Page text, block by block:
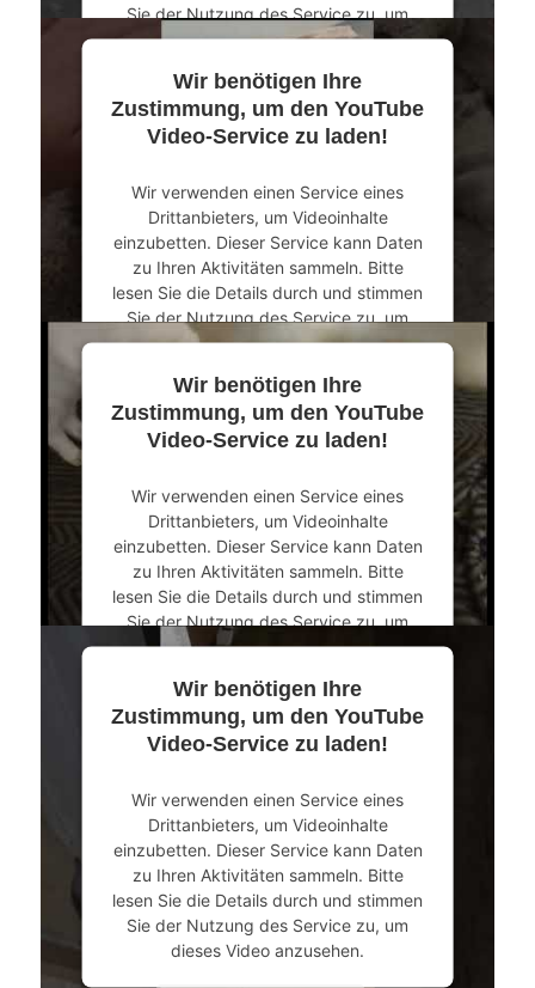
Sie der Nutzung des Service zu, um
dieses Video anzusehen.
Mehr Informationen
powered byUsercentrics Consent
Management Platform&eRecht24
Wir benötigen Ihre
Zustimmung, um den YouTube
Video-Service zu laden!
Wir verwenden einen Service eines
Drittanbieters, um Videoinhalte
einzubetten. Dieser Service kann Daten
zu Ihren Aktivitäten sammeln. Bitte
lesen Sie die Details durch und stimmen
Sie der Nutzung des Service zu, um
dieses Video anzusehen.
Mehr Informationen
powered byUsercentrics Consent
Management Platform&eRecht24
Wir benötigen Ihre
Zustimmung, um den YouTube
Video-Service zu laden!
Wir verwenden einen Service eines
Drittanbieters, um Videoinhalte
einzubetten. Dieser Service kann Daten
zu Ihren Aktivitäten sammeln. Bitte
lesen Sie die Details durch und stimmen
Sie der Nutzung des Service zu, um
dieses Video anzusehen.
Mehr Informationen
powered byUsercentrics Consent
Management Platform&eRecht24
Wir benötigen Ihre
Zustimmung, um den YouTube
Video-Service zu laden!
Wir verwenden einen Service eines
Drittanbieters, um Videoinhalte
einzubetten. Dieser Service kann Daten
zu Ihren Aktivitäten sammeln. Bitte
lesen Sie die Details durch und stimmen
Sie der Nutzung des Service zu, um
dieses Video anzusehen.